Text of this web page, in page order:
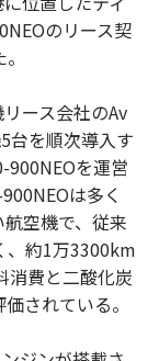
のリース契
ース会社のAv
台を順次導入す
900NEOを運営
は多く
空機で、従来
、約1万3300km
消費と二酸化炭
されている。